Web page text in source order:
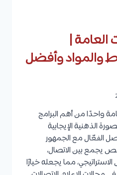
العامة |
والمواد وأفضل
واحدًا من أهم البرامج
الذهنية الإيجابية
الفعّال مع الجمهور
يجمع بين الاتصال،
الاستراتيجي، مما يجعله خيارًا